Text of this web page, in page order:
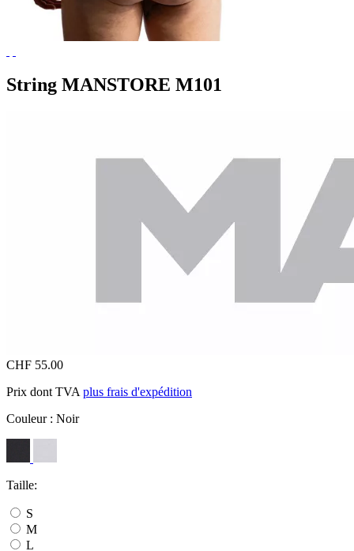
String MANSTORE M101
CHF 55.00
Prix dont TVA plus frais d'expédition
Couleur : Noir
Taille:
S
M
L